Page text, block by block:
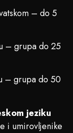
– do 5
– grupa do 25
– grupa do 50
jeziku
i umirovljenike